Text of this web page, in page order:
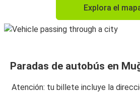
Explora el
Paradas de autobús en
Atención: tu billete incluye la